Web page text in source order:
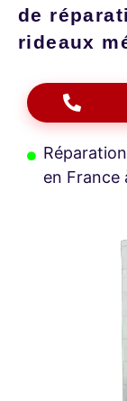
de
rideaux
en France